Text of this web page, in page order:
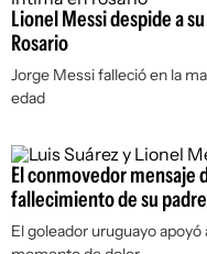
Lionel Messi despide a
Rosario
Jorge Messi falleció en la
edad
El conmovedor mensaje
fallecimiento de su
El goleador uruguayo